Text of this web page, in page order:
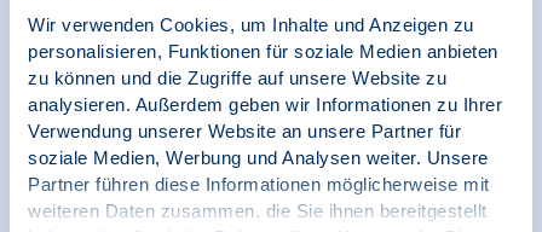
Wir verwenden Cookies, um Inhalte und Anzeigen zu
personalisieren, Funktionen für soziale Medien anbieten
zu können und die Zugriffe auf unsere Website zu
analysieren. Außerdem geben wir Informationen zu Ihrer
Verwendung unserer Website an unsere Partner für
soziale Medien, Werbung und Analysen weiter. Unsere
Partner führen diese Informationen möglicherweise mit
weiteren Daten zusammen, die Sie ihnen bereitgestellt
09.09.2025
Pressemitteilung | Psychologie und Arbeit
Arbeit gesund gestalten: Psychische
Belastung in der Gefährdungsbeurteilung am
Arbeitsplatz – Chancen erkennen und nutzen